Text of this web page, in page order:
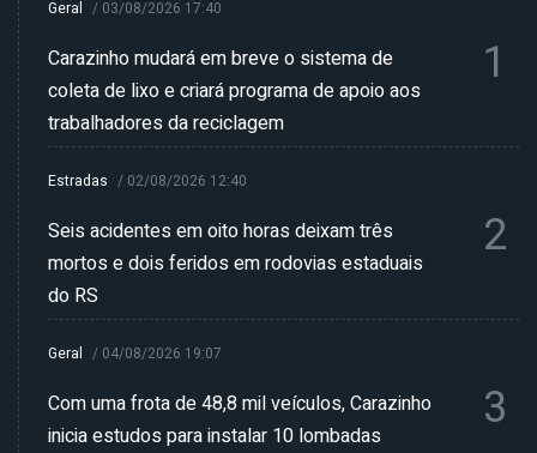
Geral / 03/08/2026 17:40
Carazinho mudará em breve o sistema de
coleta de lixo e criará programa de apoio aos
trabalhadores da reciclagem
1
Estradas / 02/08/2026 12:40
Seis acidentes em oito horas deixam três
mortos e dois feridos em rodovias estaduais
do RS
2
Geral / 04/08/2026 19:07
Com uma frota de 48,8 mil veículos, Carazinho
inicia estudos para instalar 10 lombadas
3